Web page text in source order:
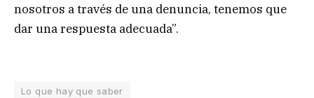
nosotros a través de una denuncia, tenemos que
dar una respuesta adecuada”.
Lo que hay que saber